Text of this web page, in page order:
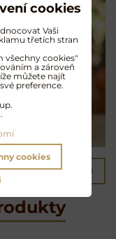
produkt
cookies
Vaši
třetích stran
všechny cookies"
a zároveň
můžete najít
preference.
cookies